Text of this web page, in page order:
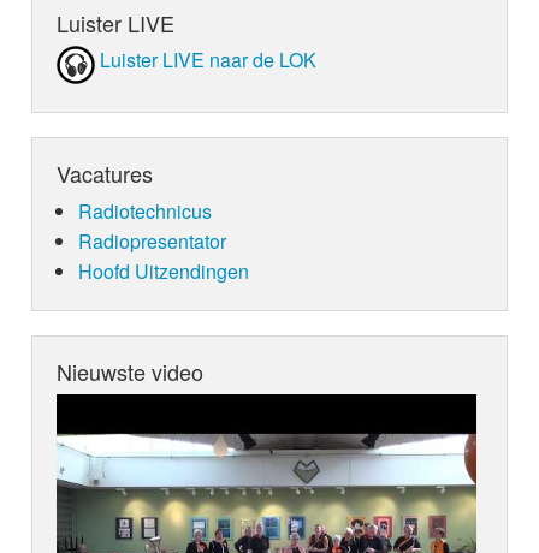
Luister LIVE
Luister LIVE naar de LOK
Vacatures
Radiotechnicus
Radiopresentator
Hoofd Uitzendingen
Nieuwste video